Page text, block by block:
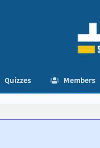
Quizzes Members